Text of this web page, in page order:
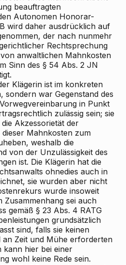
beauftragten
Autonomen Honorar-
wird daher ausdrücklich auf
der nach nunmehr
Rechtsprechung
anwaltlichen Mahnkosten
Sinn des § 54 Abs. 2 JN
Klägerin ist im konkreten
sondern war Gegenstand des
in Punkt
zulässig sein; sie
Akzessorietät der
Mahnkosten zum
weshalb die
von der Unzulässigkeit des
ist. Die Klägerin hat die
ohnedies auch in
sie wurden aber nicht
wurde insoweit
Zusammenhang sei auch
gemäß § 23 Abs. 4 RATG
grundsätzlich
sind, falls sie keinen
Zeit und Mühe erforderten
kann hier bei einer
wohl keine Rede sein.